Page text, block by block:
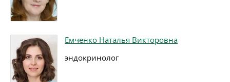
Емченко Наталья Викторовна
эндокринолог